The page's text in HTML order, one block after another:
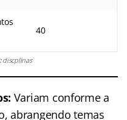
40
discplinas
Variam conforme a
abrangendo temas